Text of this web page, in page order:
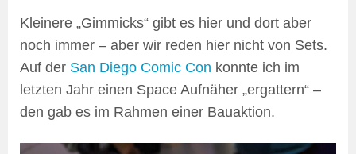
Kleinere „Gimmicks“ gibt es hier und dort aber
noch immer – aber wir reden hier nicht von Sets.
Auf der San Diego Comic Con konnte ich im
letzten Jahr einen Space Aufnäher „ergattern“ –
den gab es im Rahmen einer Bauaktion.